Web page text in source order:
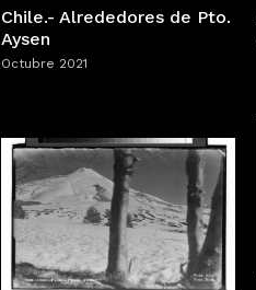
Chile.- Alrededores de Pto.
Aysen
Octubre 2021